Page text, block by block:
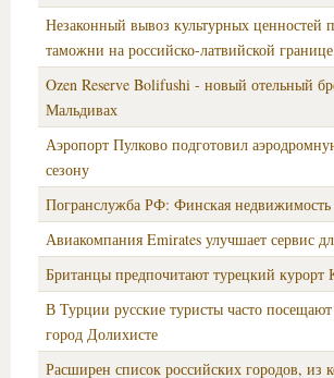
Незаконный вывоз культурных ценностей
таможни на российско-латвийской
Ozen Reserve Bolifushi - новый отельный
Мальдивах
Аэропорт Пулково подготовил
сезону
Погранслужба РФ: Финская недвижимость
Авиакомпания Emirates улучшает сервис
Британцы предпочитают турецкий курорт
В Турции русские туристы часто
город Долихисте
Расширен список российских городов, из